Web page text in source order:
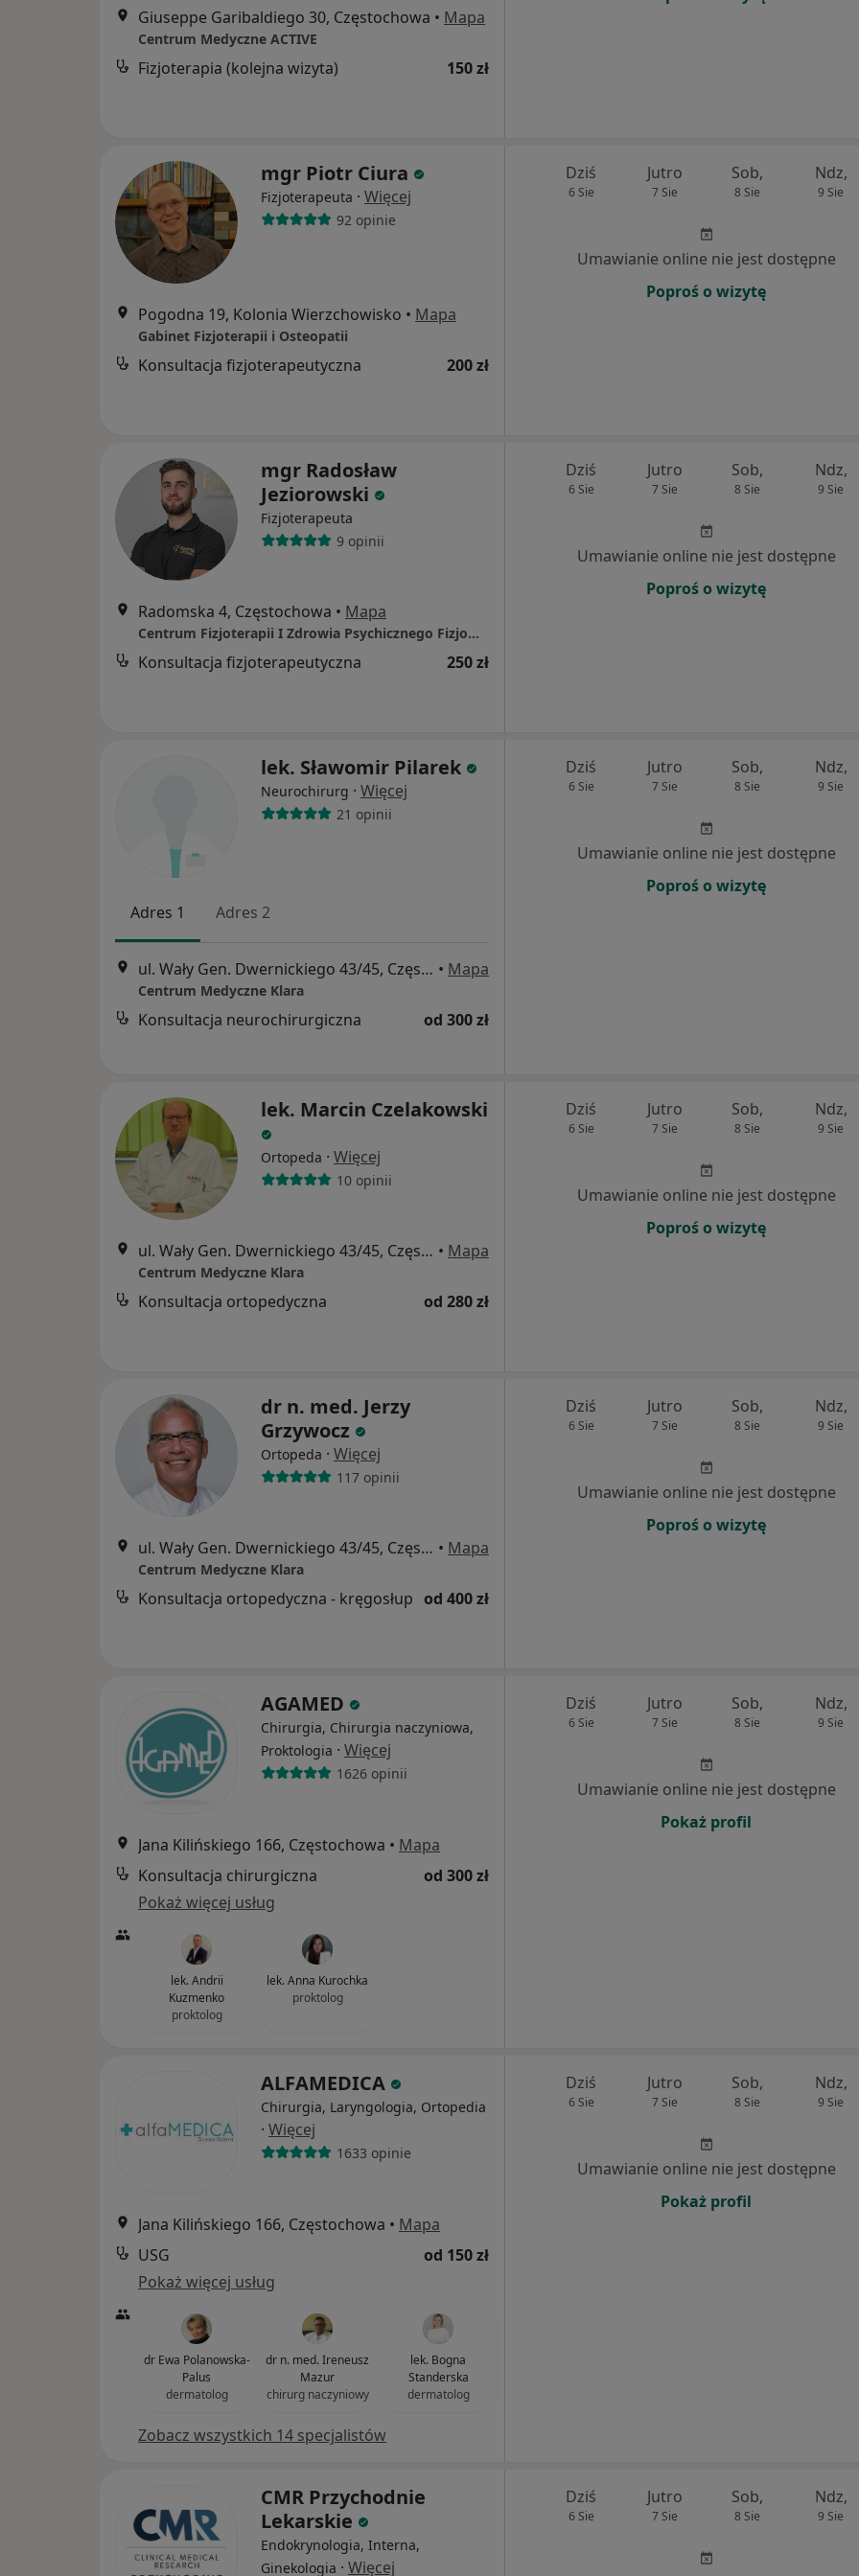
Giuseppe Garibaldiego 30, Częstochowa • Mapa
Centrum Medyczne ACTIVE
Fizjoterapia (kolejna wizyta) 150 zł
mgr Piotr Ciura
Fizjoterapeuta · Więcej
92 opinie
Pogodna 19, Kolonia Wierzchowisko • Mapa
Gabinet Fizjoterapii i Osteopatii
Konsultacja fizjoterapeutyczna 200 zł
Dziś
6 Sie
Jutro
7 Sie
Sob,
8 Sie
Ndz,
9 Sie
Umawianie online nie jest dostępne
Poproś o wizytę
mgr Radosław
Jeziorowski
Fizjoterapeuta
9 opinii
Radomska 4, Częstochowa • Mapa
Centrum Fizjoterapii I Zdrowia Psychicznego FizjoNatura Mariola Zielińska
Konsultacja fizjoterapeutyczna 250 zł
Dziś
6 Sie
Jutro
7 Sie
Sob,
8 Sie
Ndz,
9 Sie
Umawianie online nie jest dostępne
Poproś o wizytę
lek. Sławomir Pilarek
Neurochirurg · Więcej
21 opinii
Adres 1 Adres 2
ul. Wały Gen. Dwernickiego 43/45, Częstochowa • Mapa
Centrum Medyczne Klara
Konsultacja neurochirurgiczna od 300 zł
Dziś
6 Sie
Jutro
7 Sie
Sob,
8 Sie
Ndz,
9 Sie
Umawianie online nie jest dostępne
Poproś o wizytę
lek. Marcin Czelakowski
Ortopeda · Więcej
10 opinii
ul. Wały Gen. Dwernickiego 43/45, Częstochowa • Mapa
Centrum Medyczne Klara
Konsultacja ortopedyczna od 280 zł
Dziś
6 Sie
Jutro
7 Sie
Sob,
8 Sie
Ndz,
9 Sie
Umawianie online nie jest dostępne
Poproś o wizytę
dr n. med. Jerzy
Grzywocz
Ortopeda · Więcej
117 opinii
ul. Wały Gen. Dwernickiego 43/45, Częstochowa • Mapa
Centrum Medyczne Klara
Konsultacja ortopedyczna - kręgosłup od 400 zł
Dziś
6 Sie
Jutro
7 Sie
Sob,
8 Sie
Ndz,
9 Sie
Umawianie online nie jest dostępne
Poproś o wizytę
AGAMED
Chirurgia, Chirurgia naczyniowa,
Proktologia · Więcej
1626 opinii
Jana Kilińskiego 166, Częstochowa • Mapa
Konsultacja chirurgiczna
od 300 zł
Pokaż więcej usług
lek. Andrii
Kuzmenko
proktolog
lek. Anna Kurochka
proktolog
Dziś
6 Sie
Jutro
7 Sie
Sob,
8 Sie
Ndz,
9 Sie
Umawianie online nie jest dostępne
Pokaż profil
ALFAMEDICA
Chirurgia, Laryngologia, Ortopedia
· Więcej
1633 opinie
Jana Kilińskiego 166, Częstochowa • Mapa
USG
od 150 zł
Pokaż więcej usług
dr Ewa Polanowska-
Palus
dermatolog
dr n. med. Ireneusz
Mazur
chirurg naczyniowy
lek. Bogna
Standerska
dermatolog
Zobacz wszystkich 14 specjalistów
Dziś
6 Sie
Jutro
7 Sie
Sob,
8 Sie
Ndz,
9 Sie
Umawianie online nie jest dostępne
Pokaż profil
CMR Przychodnie
Lekarskie
Endokrynologia, Interna,
Ginekologia · Więcej
Dziś
6 Sie
Jutro
7 Sie
Sob,
8 Sie
Ndz,
9 Sie